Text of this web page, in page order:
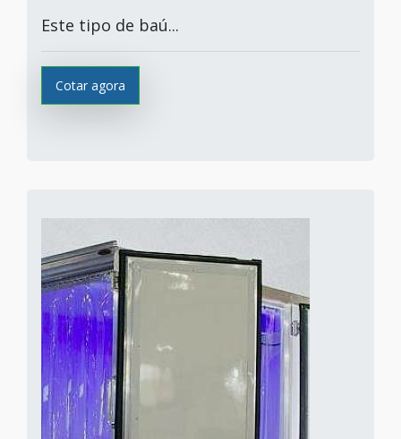
Este tipo de baú...
Cotar agora